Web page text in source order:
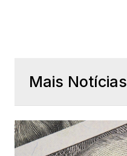
Mais Notícias